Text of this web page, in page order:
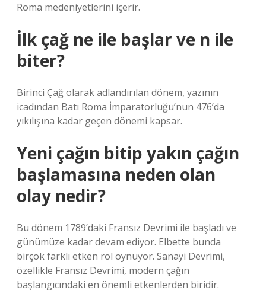
Roma medeniyetlerini içerir.
İlk çağ ne ile başlar ve n ile
biter?
Birinci Çağ olarak adlandırılan dönem, yazının
icadından Batı Roma İmparatorluğu’nun 476’da
yıkılışına kadar geçen dönemi kapsar.
Yeni çağın bitip yakın çağın
başlamasına neden olan
olay nedir?
Bu dönem 1789’daki Fransız Devrimi ile başladı ve
günümüze kadar devam ediyor. Elbette bunda
birçok farklı etken rol oynuyor. Sanayi Devrimi,
özellikle Fransız Devrimi, modern çağın
başlangıcındaki en önemli etkenlerden biridir.